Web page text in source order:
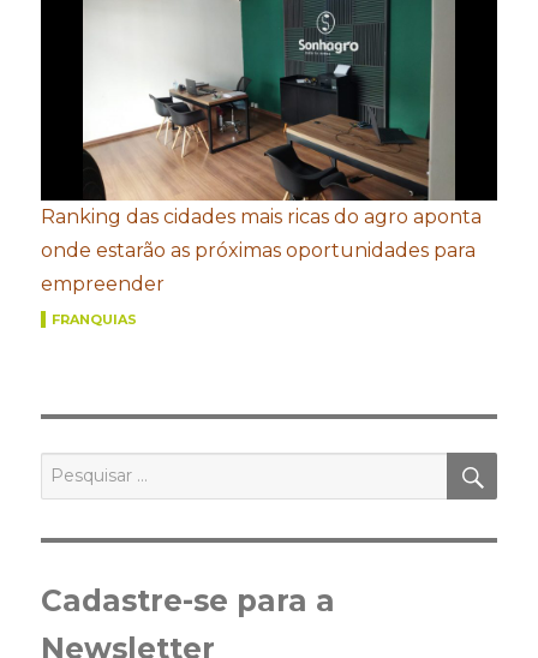
Ranking das cidades mais ricas do agro aponta
onde estarão as próximas oportunidades para
empreender
FRANQUIAS
Pesquisar
por:
Cadastre-se para a
Newsletter